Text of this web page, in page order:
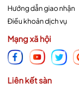
Hướng dẫn giao nhận
Điều khoản dịch vụ
Mạng xã hội
Liên kết sàn